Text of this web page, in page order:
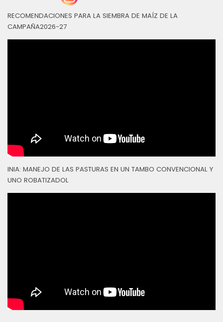
RECOMENDACIONES PARA LA SIEMBRA DE MAÍZ DE LA
CAMPAÑA2026-27
INIA: MANEJO DE LAS PASTURAS EN UN TAMBO CONVENCIONAL Y
UNO ROBATIZADOL